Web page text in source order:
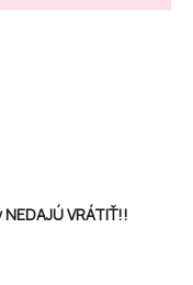
VRÁTIŤ!!